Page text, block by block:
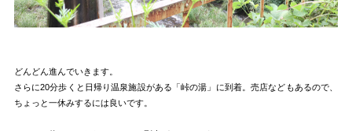
どんどん進んでいきます。
さらに20分歩くと日帰り温泉施設がある「峠の湯」に到着。売店などもあるので、
ちょっと一休みするには良いです。